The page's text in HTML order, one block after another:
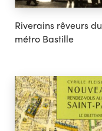
Riverains rêveurs du
métro Bastille